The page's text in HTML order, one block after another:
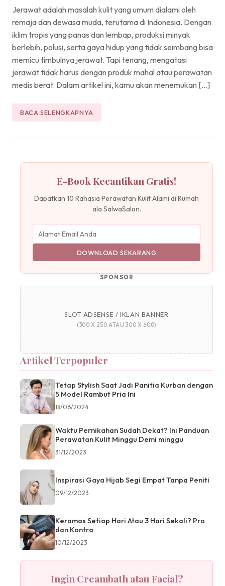
Jerawat adalah masalah kulit yang umum dialami oleh
remaja dan dewasa muda, terutama di Indonesia. Dengan
iklim tropis yang panas dan lembap, produksi minyak
berlebih, polusi, serta gaya hidup yang tidak seimbang bisa
memicu timbulnya jerawat. Tapi tenang, mengatasi
jerawat tidak harus dengan produk mahal atau perawatan
medis berat. Dalam artikel ini, kamu akan menemukan […]
BACA SELENGKAPNYA
E-Book Kecantikan Gratis!
Dapatkan 10 Rahasia Perawatan Kulit Alami di Rumah
ala SalwaSalon.
DOWNLOAD SEKARANG
SPONSOR
SLOT ADSENSE / IKLAN BANNER
(300 X 250 ATAU 300 X 600)
Artikel Terpopuler
Tetap Stylish Saat Jadi Panitia Kurban dengan
5 Model Rambut Pria Ini
18/06/2024
Waktu Pernikahan Sudah Dekat? Ini Panduan
Perawatan Kulit Minggu Demi minggu
31/12/2023
Inspirasi Gaya Hijab Segi Empat Tanpa Peniti
09/12/2023
Keramas Setiap Hari Atau 3 Hari Sekali? Pro
dan Kontra
10/12/2023
Ingin Creambath atau Facial?